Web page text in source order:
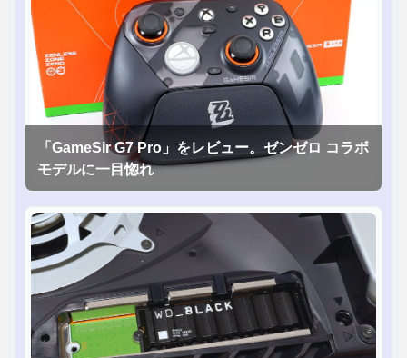
「GameSir G7 Pro」をレビュー。ゼンゼロ コラボ
モデルに一目惚れ